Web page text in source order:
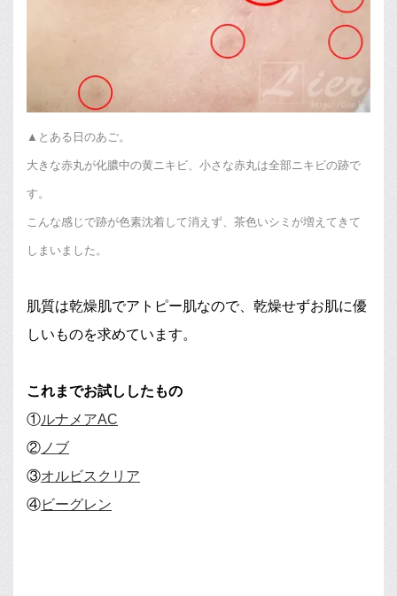
▲とある日のあご。
大きな赤丸が化膿中の黄ニキビ、小さな赤丸は全部ニキビの跡で
す。
こんな感じで跡が色素沈着して消えず、茶色いシミが増えてきて
しまいました。
肌質は乾燥肌でアトピー肌なので、乾燥せずお肌に優
しいものを求めています。
これまでお試ししたもの
①ルナメアAC
② ノブ
③オルビスクリア
④ビーグレン